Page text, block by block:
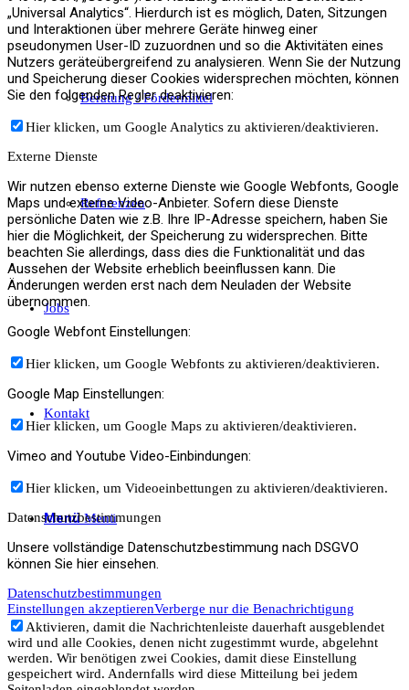
Beratung / Fördermittel
Referenzen
Jobs
Kontakt
Menü Menü
„Universal Analytics“. Hierdurch ist es möglich, Daten, Sitzungen
und Interaktionen über mehrere Geräte hinweg einer
pseudonymen User-ID zuzuordnen und so die Aktivitäten eines
Nutzers geräteübergreifend zu analysieren. Wenn Sie der Nutzung
und Speicherung dieser Cookies widersprechen möchten, können
Sie den folgenden Regler deaktivieren:
Hier klicken, um Google Analytics zu aktivieren/deaktivieren.
Externe Dienste
Wir nutzen ebenso externe Dienste wie Google Webfonts, Google
Maps und externe Video-Anbieter. Sofern diese Dienste
persönliche Daten wie z.B. Ihre IP-Adresse speichern, haben Sie
hier die Möglichkeit, der Speicherung zu widersprechen. Bitte
beachten Sie allerdings, dass dies die Funktionalität und das
Aussehen der Website erheblich beeinflussen kann. Die
Änderungen werden erst nach dem Neuladen der Website
übernommen.
Google Webfont Einstellungen:
Hier klicken, um Google Webfonts zu aktivieren/deaktivieren.
Google Map Einstellungen:
Hier klicken, um Google Maps zu aktivieren/deaktivieren.
Vimeo and Youtube Video-Einbindungen:
Hier klicken, um Videoeinbettungen zu aktivieren/deaktivieren.
Datenschutzbestimmungen
Unsere vollständige Datenschutzbestimmung nach DSGVO
können Sie hier einsehen.
Datenschutzbestimmungen
Einstellungen akzeptierenVerberge nur die Benachrichtigung
Aktivieren, damit die Nachrichtenleiste dauerhaft ausgeblendet
wird und alle Cookies, denen nicht zugestimmt wurde, abgelehnt
werden. Wir benötigen zwei Cookies, damit diese Einstellung
gespeichert wird. Andernfalls wird diese Mitteilung bei jedem